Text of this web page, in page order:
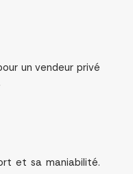
un vendeur privé
et sa maniabilité.